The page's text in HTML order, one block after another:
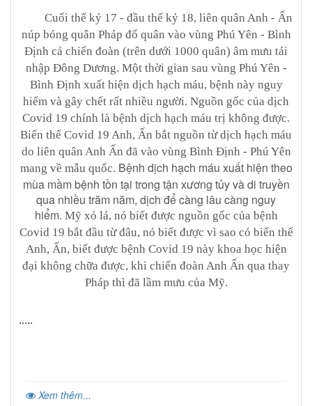
Cuối thế kỷ 17 - đầu thế kỷ 18, liên quân Anh - Ấn
núp bóng quân Pháp đổ quân vào vùng Phú Yên - Bình
Định cả chiến đoàn (trên dưới 1000 quân) âm mưu tái
nhập Đông Dương. Một thời gian sau vùng Phú Yên -
Bình Định xuất hiện dịch hạch máu, bệnh này nguy
hiểm và gây chết rất nhiều người. Nguồn gốc của dịch
Covid 19 chính là bệnh dịch hạch máu trị không được.
Biến thể Covid 19 Anh, Ấn bắt nguồn từ dịch hạch máu
do liên quân Anh Ấn đã vào vùng Bình Định - Phú Yên
mang về mẫu quốc. Bệnh dịch hạch máu xuất hiện theo
mùa mầm bệnh tồn tại trong tận xương tủy và di truyền
qua nhiều trăm năm, dịch để càng lâu càng nguy
hiểm. Mỹ xỏ lá, nó biết được nguồn gốc của bệnh
Covid 19 bắt đầu từ đâu, nó biết được vì sao có biến thể
Anh, Ấn, biết được bệnh Covid 19 này khoa học hiện
đại không chữa được, khi chiến đoàn Anh Ấn qua thay
Pháp thì đã lầm mưu của Mỹ.
.....
Xem thêm...